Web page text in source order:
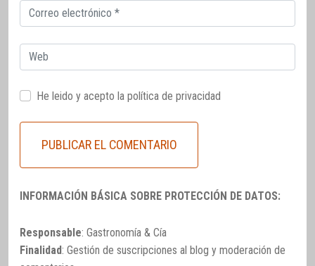
Correo
electrónico
Web
He leido y acepto la política de privacidad
INFORMACIÓN BÁSICA SOBRE PROTECCIÓN DE DATOS:
Responsable: Gastronomía & Cía
Finalidad: Gestión de suscripciones al blog y moderación de